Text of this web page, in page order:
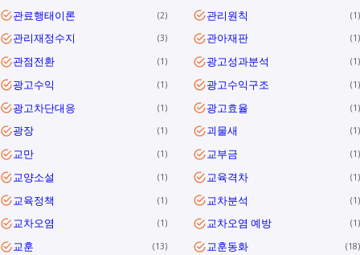
관료행태이론 2 관리원칙 1
관리재정수지 3 관아재판 1
관점전환 1 광고성과분석 1
광고수익 1 광고수익구조 1
광고차단대응 1 광고효율 1
광장 1 괴물새 1
교만 1 교부금 1
교양소설 1 교육격차 1
교육정책 1 교차분석 1
교차오염 1 교차오염 예방 1
교훈 13 교훈동화 18